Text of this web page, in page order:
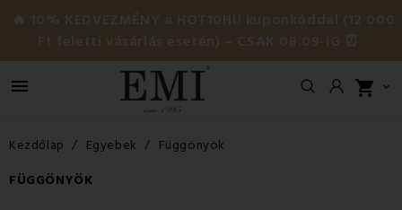
🔥 10% KEDVEZMÉNY a HOT10HU kuponkóddal (12 000
Ft feletti vásárlás esetén) – CSAK 08.09-IG ⏰
 shopping_cart 
Kezdőlap Egyebek
Függönyök
FÜGGÖNYÖK